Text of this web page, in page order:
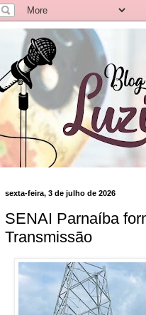
sexta-feira, 3 de julho de 2026
SENAI Parnaíba
Transmissão